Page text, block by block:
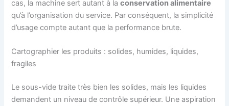
cas, la machine sert autant à laconservation alimentaire
qu’à l’organisation du service. Par conséquent, la simplicité
d’usage compte autant que la performance brute.
Cartographier les produits : solides, humides, liquides,
fragiles
Le sous-vide traite très bien les solides, mais les liquides
demandent un niveau de contrôle supérieur. Une aspiration